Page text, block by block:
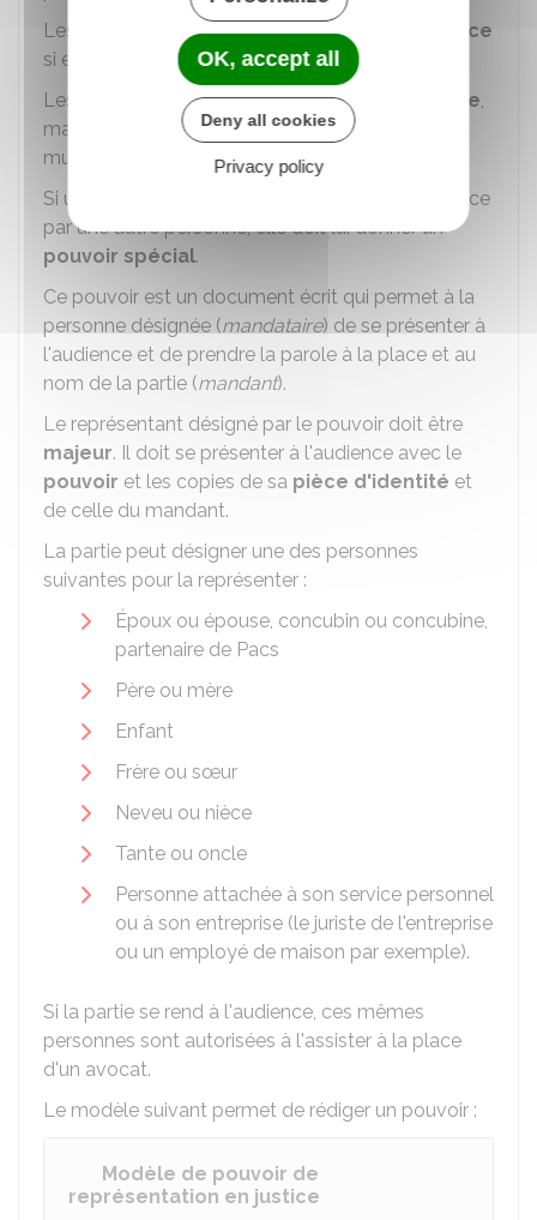
Les parties peuvent êtredispensées d'audience
si elles en ont fait la demande.
Les parties peuvent êtreabsentes à l'audience,
mais représentées par un avocat ou par un tiers
muni d'un écrit.
Si une partie souhaite être représentée à l'audience
par une autre personne, elle doit lui donner un
pouvoir spécial.
Ce pouvoir est un document écrit qui permet à la
personne désignée (mandataire) de se présenter à
l'audience et de prendre la parole à la place et au
nom de la partie (mandant).
Le représentant désigné par le pouvoir doit être
majeur. Il doit se présenter à l'audience avec le
pouvoir et les copies de sa pièce d'identité et
de celle du mandant.
La partie peut désigner une des personnes
suivantes pour la représenter :
Époux ou épouse, concubin ou concubine,
partenaire de Pacs
Père ou mère
Enfant
Frère ou sœur
Neveu ou nièce
Tante ou oncle
Personne attachée à son service personnel
ou à son entreprise (le juriste de l'entreprise
ou un employé de maison par exemple).
Si la partie se rend à l'audience, ces mêmes
personnes sont autorisées à l'assister à la place
d'un avocat.
Le modèle suivant permet de rédiger un pouvoir :
Modèle de pouvoir de
représentation en justice
OK, accept all
Deny all cookies
Privacy policy